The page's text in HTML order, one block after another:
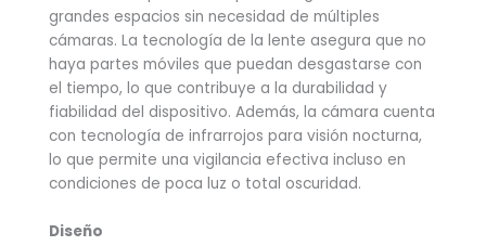
grandes espacios sin necesidad de múltiples
cámaras. La tecnología de la lente asegura que no
haya partes móviles que puedan desgastarse con
el tiempo, lo que contribuye a la durabilidad y
fiabilidad del dispositivo. Además, la cámara cuenta
con tecnología de infrarrojos para visión nocturna,
lo que permite una vigilancia efectiva incluso en
condiciones de poca luz o total oscuridad.
Diseño